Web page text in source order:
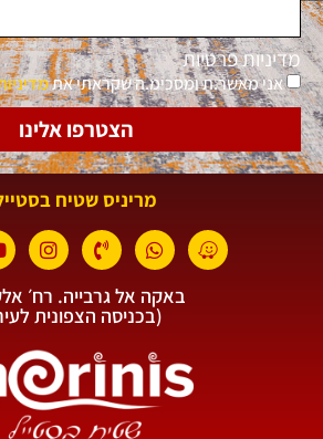
מדיניות פרטיות
אני מאשר.ת ומסכימ.ה שקראתי את
הצטרפו אלינו
מריניס שטיח
באקה אל גרבייה. רח׳
(בכניסה הצפונית